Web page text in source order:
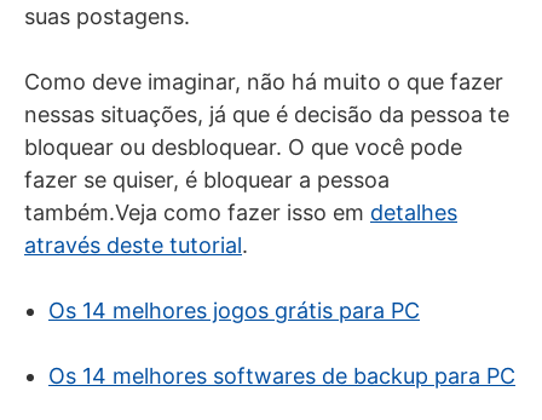
suas postagens.
Como deve imaginar, não há muito o que fazer
nessas situações, já que é decisão da pessoa te
bloquear ou desbloquear. O que você pode
fazer se quiser, é bloquear a pessoa
também.Veja como fazer isso em detalhes
através deste tutorial.
Os 14 melhores jogos grátis para PC
Os 14 melhores softwares de backup para PC